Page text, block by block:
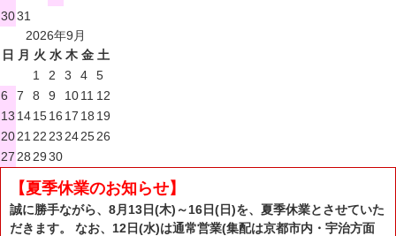
3031
2026年9月
日
月 火 水 木 金 土
1
2 3 4
5
6
7 8 9 1011 12
13 141516 17 18 19
2021 22 23 242526
27 28 2930
【夏季休業のお知らせ】
誠に勝手ながら、8月13日(木)～16日(日)を、夏季休業とさせていた
だきます。 なお、12日(水)は通常営業(集配は京都市内・宇治方面